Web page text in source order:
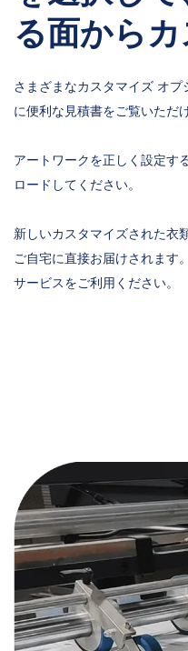
る面からカ
さまざまなカスタマイズ オ
に便利な見積書をご覧いただ
アートワークを正しく設定す
ロードしてください。
新しいカスタマイズされた衣
ご自宅に直接お届けされます
サービスをご利用ください。